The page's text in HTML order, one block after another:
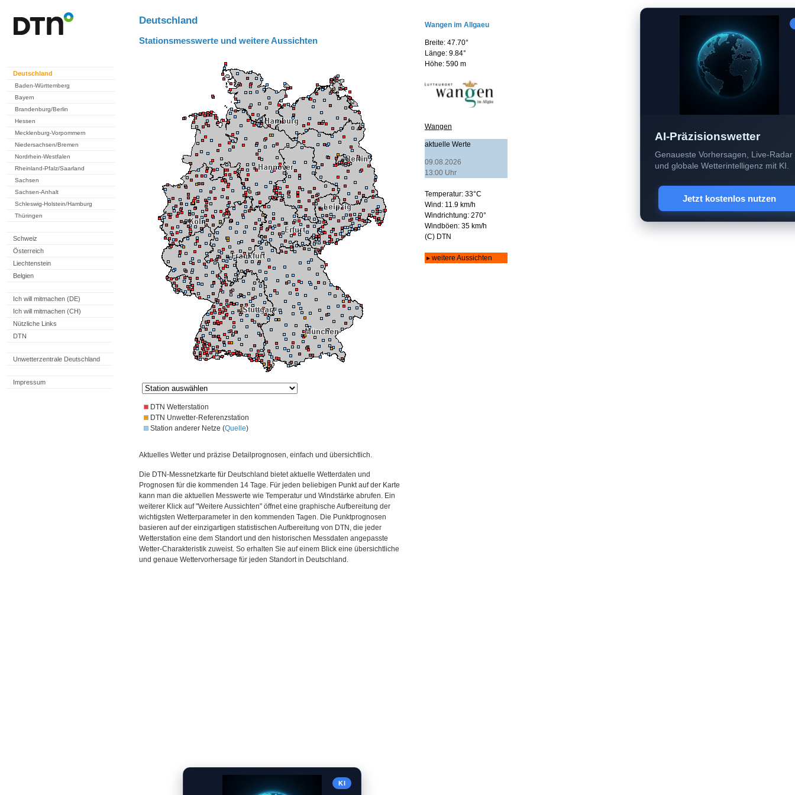
Deutschland
Baden-Württemberg
Bayern
Brandenburg/Berlin
Hessen
Mecklenburg-Vorpommern
Niedersachsen/Bremen
Nordrhein-Westfalen
Rheinland-Pfalz/Saarland
Sachsen
Sachsen-Anhalt
Schleswig-Holstein/Hamburg
Thüringen
Schweiz
Österreich
Liechtenstein
Belgien
Ich will mitmachen (DE)
Ich will mitmachen (CH)
Nützliche Links
DTN
Unwetterzentrale Deutschland
Impressum
Deutschland
Stationsmesswerte und weitere Aussichten
DTN Wetterstation
DTN Unwetter-Referenzstation
Station anderer Netze (Quelle)
Aktuelles Wetter und präzise Detailprognosen, einfach und übersichtlich.
Die DTN-Messnetzkarte für Deutschland bietet aktuelle Wetterdaten und
Prognosen für die kommenden 14 Tage. Für jeden beliebigen Punkt auf der Karte
kann man die aktuellen Messwerte wie Temperatur und Windstärke abrufen. Ein
weiterer Klick auf "Weitere Aussichten" öffnet eine graphische Aufbereitung der
wichtigsten Wetterparameter in den kommenden Tagen. Die Punktprognosen
basieren auf der einzigartigen statistischen Aufbereitung von DTN, die jeder
Wetterstation eine dem Standort und den historischen Messdaten angepasste
Wetter-Charakteristik zuweist. So erhalten Sie auf einem Blick eine übersichtliche
und genaue Wettervorhersage für jeden Standort in Deutschland.
KI
AI-Präzisionswetter
Genaueste Vorhersagen, Live-Radar
und globale Wetterintelligenz mit KI.
Jetzt kostenlos nutzen